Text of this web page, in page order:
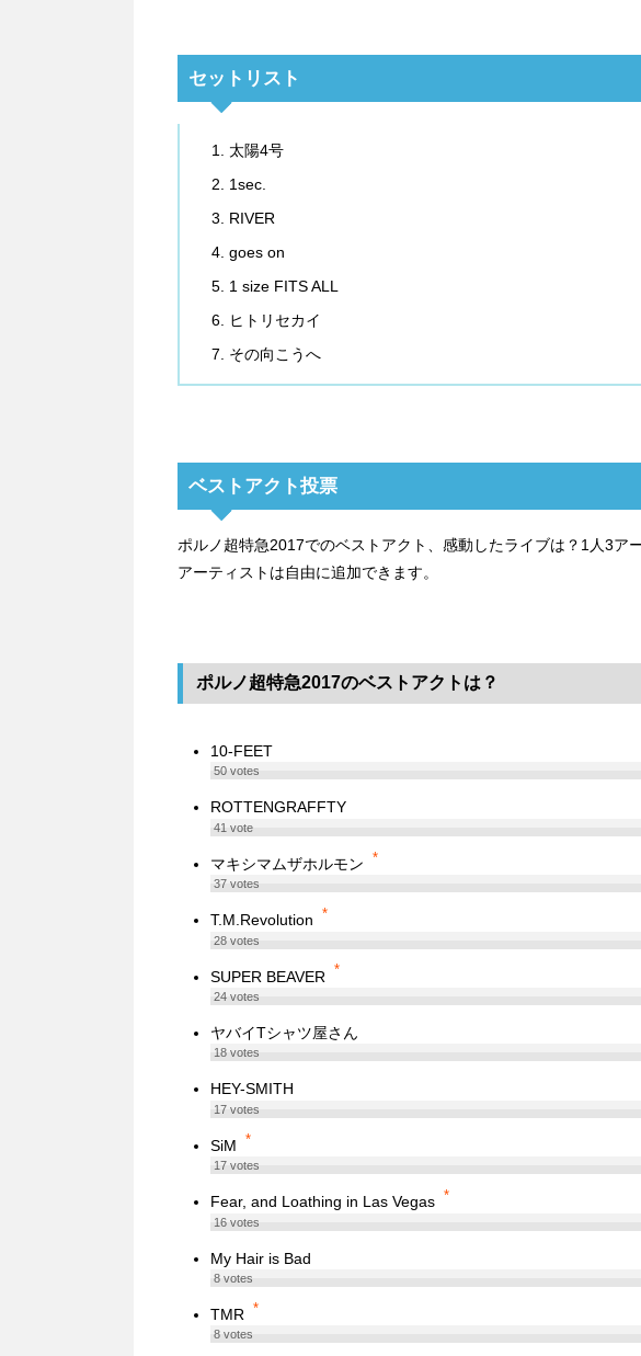
セットリスト
太陽4号
1sec.
RIVER
goes on
1 size FITS ALL
ヒトリセカイ
その向こうへ
ベストアクト投票
ポルノ超特急2017でのベストアクト、感動したライブは？1人3ア
アーティストは自由に追加できます。
ポルノ超特急2017のベストアクトは？
10-FEET
50votes
ROTTENGRAFFTY
41vote
マキシマムザホルモン *
37votes
T.M.Revolution *
28votes
SUPER BEAVER *
24votes
ヤバイTシャツ屋さん
18votes
HEY-SMITH
17votes
SiM *
17votes
Fear, and Loathing in Las Vegas *
16votes
My Hair is Bad
8votes
TMR *
8votes